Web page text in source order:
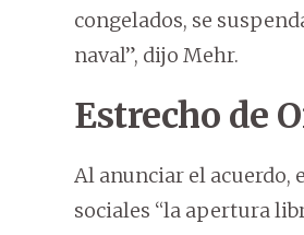
congelados, se
naval”, dijo Mehr.
Estrecho de
Al anunciar el acuerdo,
sociales “la apertura